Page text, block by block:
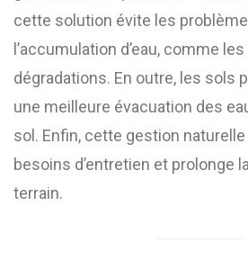
cette solution évite les
l’accumulation d’eau, comme
dégradations. En outre, les sols
une meilleure évacuation des
sol. Enfin, cette gestion naturelle
besoins d’entretien et prolonge
terrain.